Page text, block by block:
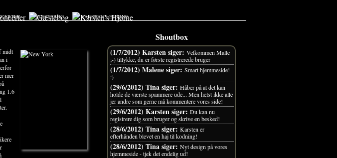
GÆSTEBOG KARSTEN'S HJØRNE
midt
i
nær
1.6
Shoutbox
(1/7/2012) Karsten siger: Velkommen Malle
;-) tillykke, du er første registrerede bruger
(1/7/2012) Malene siger: Smart hjemmeside!
:)
(29/6/2012) Tina siger: Håber på at det kan
holde de værste spammere ude... Men helst ikke alle
jer andre som gerne må kommentere vores side!
(29/6/2012) Karsten siger: Du kan nu
registrere dig som bruger og skrive en besked!
(28/6/2012) Tina siger: Karsten er
efterhånden blevet en haj til kodning!
(28/6/2012) Tina siger: Nyt design på vores
hjemmeside - tjek det endelig ud!